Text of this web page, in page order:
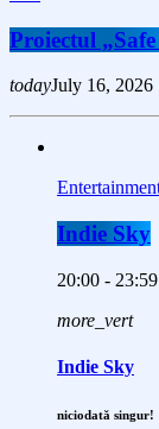
Proiectul
todayJuly 16, 2026
Indie Sky
20:00 - 23:59
more_vert
Indie Sky
niciodată singur!